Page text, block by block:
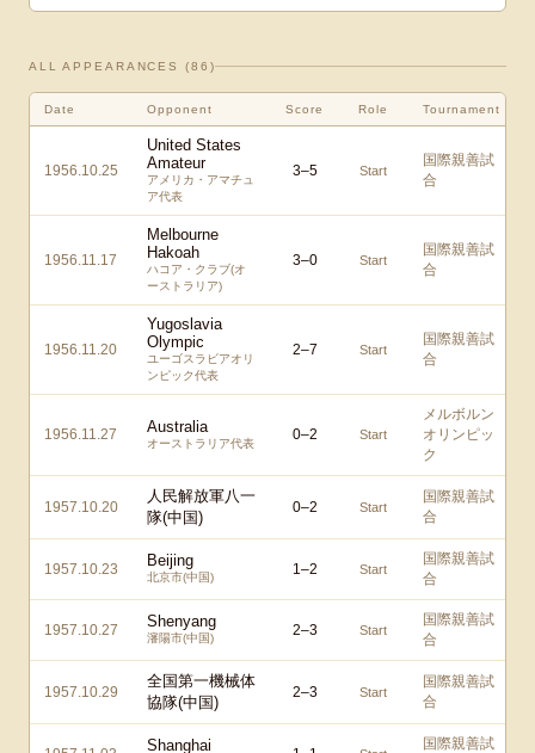
ALL APPEARANCES (86 )
Date Opponent Score Role Tournament
1956.10.25
United States
Amateur
アメリカ・アマチュ
ア代表
3–5 Start
国際親善試
合
1956.11.17
Melbourne
Hakoah
ハコア・クラブ(オ
ーストラリア)
3–0 Start
国際親善試
合
1956.11.20
Yugoslavia
Olympic
ユーゴスラビアオリ
ンピック代表
2–7 Start
国際親善試
合
1956.11.27 Australia
オーストラリア代表
0–2 Start
メルボルン
オリンピッ
ク
1957.10.20
人民解放軍八一
隊(中国)
0–2 Start
国際親善試
合
1957.10.23 Beijing
北京市(中国) 1–2 Start
国際親善試
合
1957.10.27 Shenyang
瀋陽市(中国) 2–3 Start
国際親善試
合
1957.10.29
全国第一機械体
協隊(中国)
2–3 Start
国際親善試
合
Shanghai
国際親善試